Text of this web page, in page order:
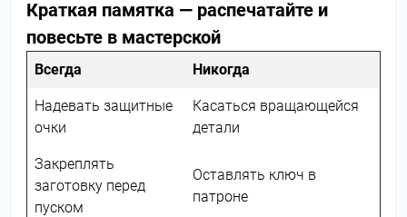
Краткая памятка — распечатайте и
повесьте в мастерской
Всегда Никогда
Надевать защитные
очки
Касаться вращающейся
детали
Закреплять
заготовку перед
пуском
Оставлять ключ в
патроне